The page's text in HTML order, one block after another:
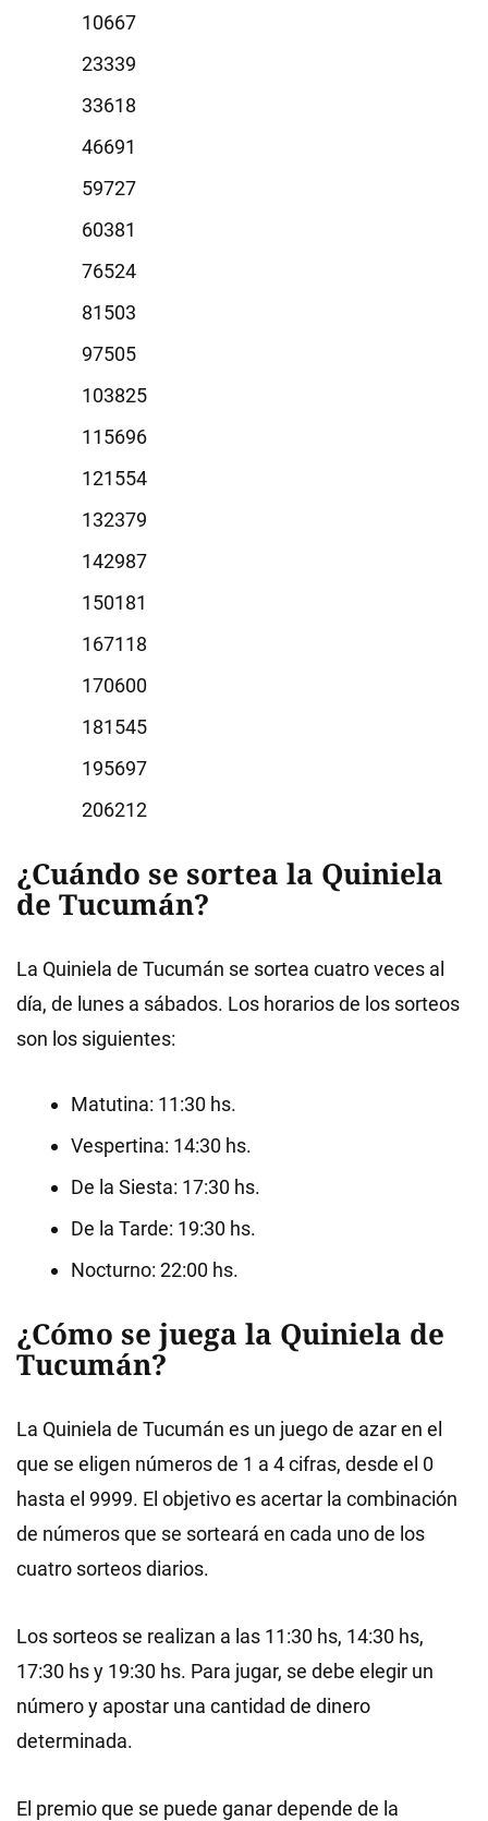
0667
3339
3618
6691
9727
0381
6524
1503
7505
3825
5696
1554
2379
2987
0181
7118
0600
1545
5697
6212
¿Cuándo se sortea la Quiniela
de Tucumán?
La Quiniela de Tucumán se sortea cuatro veces al
día, de lunes a sábados. Los horarios de los sorteos
son los siguientes:
Matutina: 11:30 hs.
Vespertina: 14:30 hs.
De la Siesta: 17:30 hs.
De la Tarde: 19:30 hs.
Nocturno: 22:00 hs.
¿Cómo se juega la Quiniela de
Tucumán?
La Quiniela de Tucumán es un juego de azar en el
que se eligen números de 1 a 4 cifras, desde el 0
hasta el 9999. El objetivo es acertar la combinación
de números que se sorteará en cada uno de los
cuatro sorteos diarios.
Los sorteos se realizan a las 11:30 hs, 14:30 hs,
17:30 hs y 19:30 hs. Para jugar, se debe elegir un
número y apostar una cantidad de dinero
determinada.
El premio que se puede ganar depende de la